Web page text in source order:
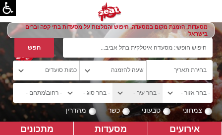
מסעדות, הזמנת מקום במסעדה, חיפוש והמלצות על מסעדות בתי קפה וברים
בישראל
צמחוני טבעוני כשר מהדרין
אירועים מסעדות מתכונים